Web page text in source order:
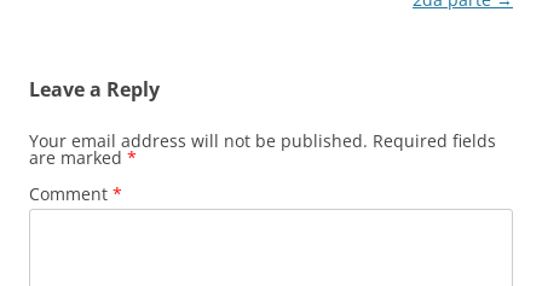
Leave a Reply
Your email address will not be published. Required fields
are marked *
Comment *